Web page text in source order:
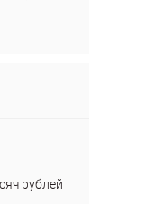
рублей